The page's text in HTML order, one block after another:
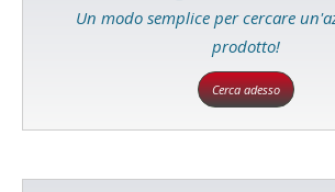
Un modo semplice per cercare
prodotto!
Cerca adesso